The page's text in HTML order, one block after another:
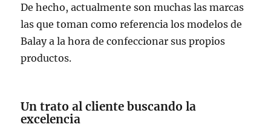
De hecho, actualmente son muchas las marcas
las que toman como referencia los modelos de
Balay a la hora de confeccionar sus propios
productos.
Un trato al cliente buscando la
excelencia